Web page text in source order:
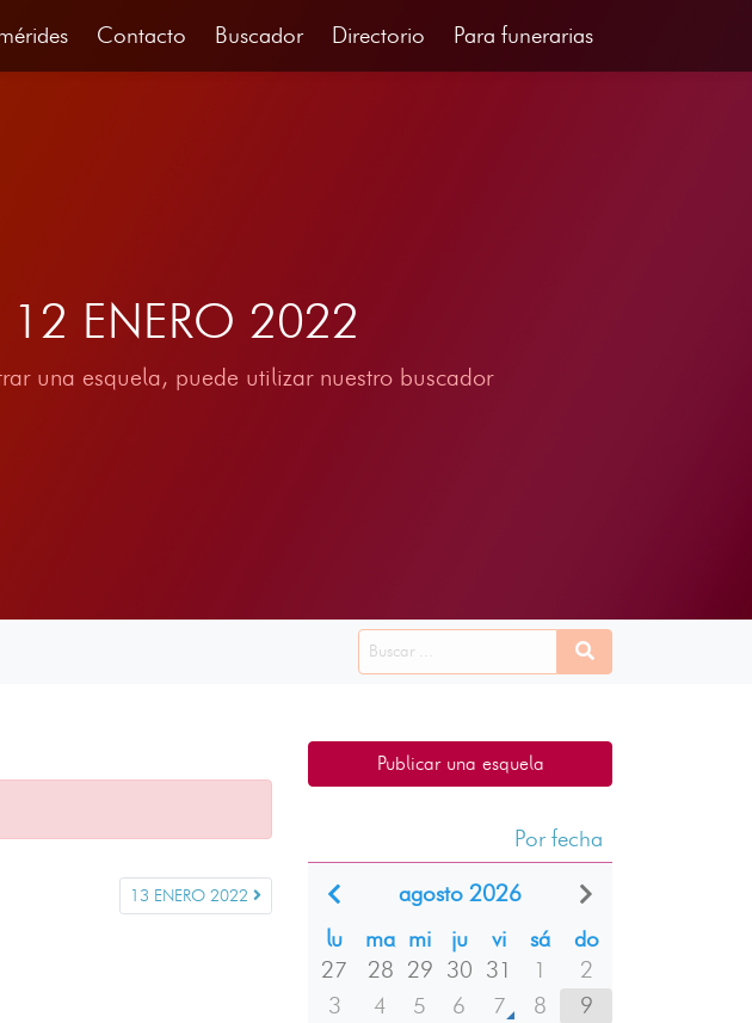
Contacto Buscador Directorio Para funerarias
12 ENERO 2022
una esquela, puede utilizar nuestro buscador
13 ENERO 2022
Publicar una esquela
Por fecha
agosto 2026
lu
ma mi ju vi sá
do
27
28 29 30 31 1
2
3
4 5 6 7 8
9